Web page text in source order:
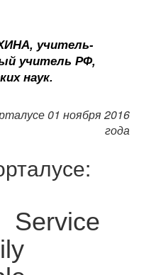
учитель-
учитель РФ,
наук.
01 ноября 2016
года